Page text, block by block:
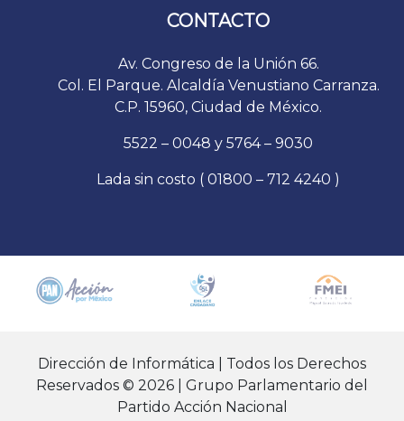
CONTACTO
Av. Congreso de la Unión 66.
Col. El Parque. Alcaldía Venustiano Carranza.
C.P. 15960, Ciudad de México.
5522 – 0048 y 5764 – 9030
Lada sin costo ( 01800 – 712 4240 )
Dirección de Informática | Todos los Derechos
Reservados © 2026 | Grupo Parlamentario del
Partido Acción Nacional